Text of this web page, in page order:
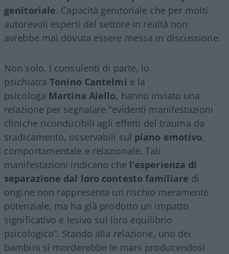
genitoriale. Capacità genitoriale che per molti
autorevoli esperti del settore in realtà non
avrebbe mai dovuta essere messa in discussione.
Non solo. I consulenti di parte, lo
psichiatra Tonino Cantelmi e la
psicologa Martina Aiello, hanno inviato una
relazione per segnalare “evidenti manifestazioni
cliniche riconducibili agli effetti del trauma da
sradicamento, osservabili sul piano emotivo,
comportamentale e relazionale. Tali
manifestazioni indicano che l’esperienza di
separazione dal loro contesto familiare di
origine non rappresenta un rischio meramente
potenziale, ma ha già prodotto un impatto
significativo e lesivo sul loro equilibrio
psicologico”. Stando alla relazione, uno dei
bambini si morderebbe le mani producendosi